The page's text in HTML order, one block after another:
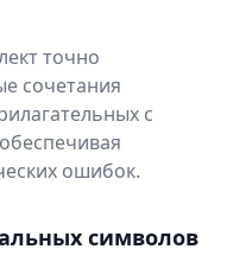
точно
сочетания
с
ошибок.
символов